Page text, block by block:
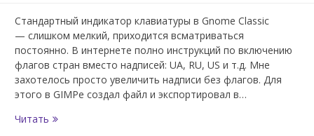
Стандартный индикатор клавиатуры в Gnome Classic
— слишком мелкий, приходится всматриваться
постоянно. В интернете полно инструкций по включению
флагов стран вместо надписей: UA, RU, US и т.д. Мне
захотелось просто увеличить надписи без флагов. Для
этого в GIMPe создал файл и экспортировал в…
Читать Debian